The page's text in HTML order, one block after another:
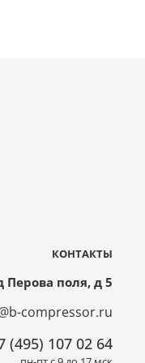
КОНТАКТЫ
Перова поля, д 5
compressor.ru
(495) 107 02 64